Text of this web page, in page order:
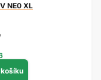
NE0 XL